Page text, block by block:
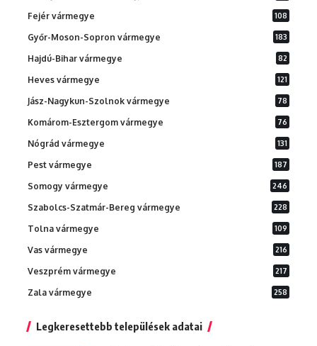
Fejér vármegye 108
Győr-Moson-Sopron vármegye 183
Hajdú-Bihar vármegye 82
Heves vármegye 121
Jász-Nagykun-Szolnok vármegye 78
Komárom-Esztergom vármegye 76
Nógrád vármegye 131
Pest vármegye 187
Somogy vármegye 246
Szabolcs-Szatmár-Bereg vármegye 228
Tolna vármegye 109
Vas vármegye 216
Veszprém vármegye 217
Zala vármegye 258
Legkeresettebb települések adatai